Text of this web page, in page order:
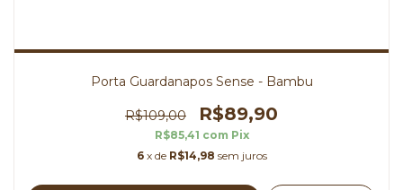
Porta Guardanapos Sense - Bambu
R$109,00 R$89,90
R$85,41 com Pix
6 x de R$14,98 sem juros